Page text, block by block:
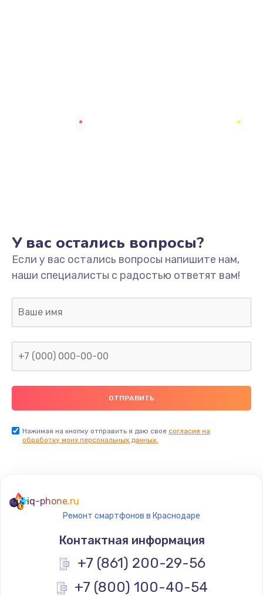
У вас остались вопросы?
Если у вас остались вопросы напишите нам,
наши специалисты с радостью ответят вам!
Нажимая на кнопку отправить я даю свое согласие на
обработку моих персональных данных.
iq-phone.ru
Ремонт смартфонов в Краснодаре
Контактная информация
+7 (861) 200-29-56
+7 (800) 100-40-54